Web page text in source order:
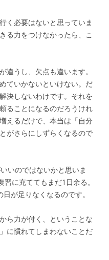
く必要はないと思っていま
る力をつけなかったら、こ
違うし、欠点も違います。
ていかないといけない。だ
決しないわけです。それを
ることになるのだろうけれ
えるだけで、本当は「自分
がさらにしずらくなるので
いのではないかと思いま
に充ててもまだ1日余る。
が足りなくなるのです。
ら力が付く、ということな
に慣れてしまわないことだ